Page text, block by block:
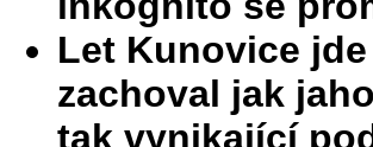
Let Kunovice
zachoval jak
tak vynikající